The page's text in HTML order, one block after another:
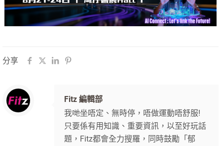
分享
Fitz 編輯部
我哋坐唔定、無時停，唔做運動唔舒服!
只要係有用知識、重要資訊，以至好玩話
題，Fitz都會全力搜羅，同時鼓勵「郁